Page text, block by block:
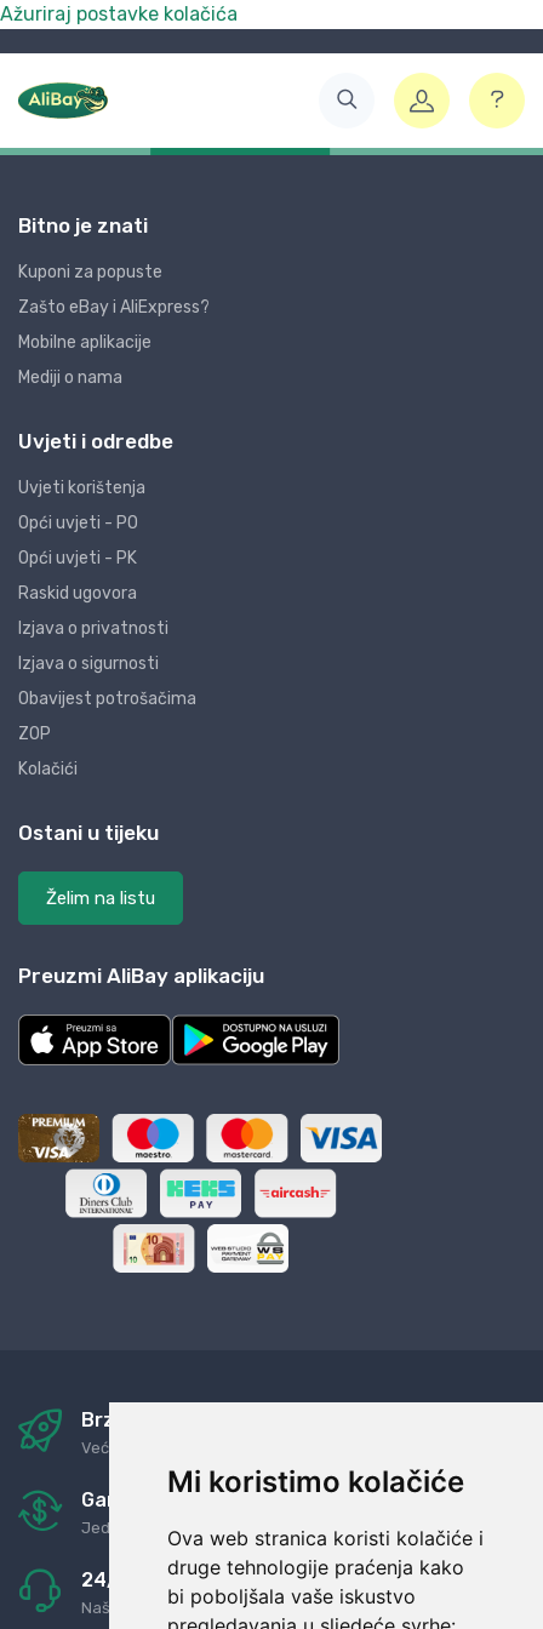
Mi koristimo kolačiće
Ova web stranica koristi kolačiće i
druge tehnologije praćenja kako
bi poboljšala vaše iskustvo
Ažuriraj postavke kolačića
Bitno je znati
Kuponi za popuste
Zašto eBay i AliExpress?
Mobilne aplikacije
Mediji o nama
Uvjeti i odredbe
Uvjeti korištenja
Opći uvjeti - PO
Opći uvjeti - PK
Raskid ugovora
Izjava o privatnosti
Izjava o sigurnosti
Obavijest potrošačima
ZOP
Kolačići
Ostani u tijeku
Želim na listu
Preuzmi AliBay aplikaciju
Brza i sigurna dostava
Već za nekoliko dana kod vas
Garancija u povrat novaca
Jednostavno pravilo: Roba za novac
24/7 odlična podrška
Naši agenti uvijek na raspolaganju